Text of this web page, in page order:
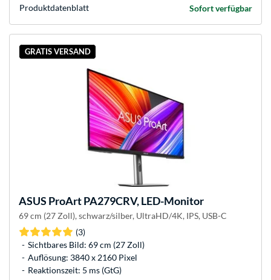
Sofort verfügbar
Produkt­datenblatt
GRATIS VERSAND
ASUS ProArt PA279CRV, LED-Monitor
69 cm (27 Zoll), schwarz/silber, UltraHD/4K, IPS, USB-C
(3)
Sichtbares Bild: 69 cm (27 Zoll)
Auflösung: 3840 x 2160 Pixel
Reaktionszeit: 5 ms (GtG)